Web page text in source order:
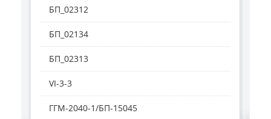
БП_02312
БП_02134
БП_02313
VI-3-3
ГГМ-2040-1/БП-15045